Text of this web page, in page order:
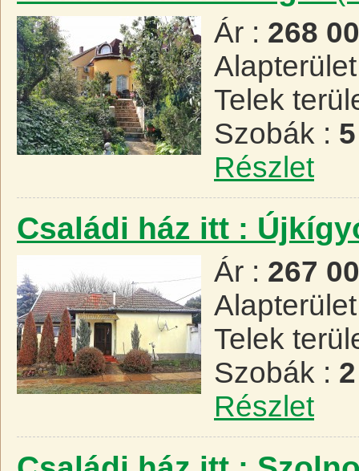
Ár : 268
Telek
Szobák : 5
Részlet
Családi ház itt :
Ár : 267
Telek
Szobák : 2
Részlet